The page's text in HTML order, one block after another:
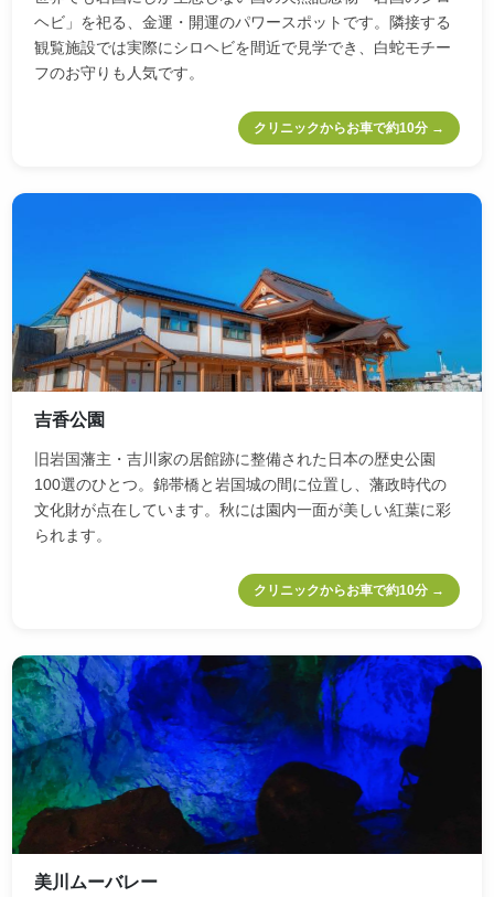
ヘビ」を祀る、金運・開運のパワースポットです。隣接する
観覧施設では実際にシロヘビを間近で見学でき、白蛇モチー
フのお守りも人気です。
クリニックからお車で約10分 →
吉香公園
旧岩国藩主・吉川家の居館跡に整備された日本の歴史公園
100選のひとつ。錦帯橋と岩国城の間に位置し、藩政時代の
文化財が点在しています。秋には園内一面が美しい紅葉に彩
られます。
クリニックからお車で約10分 →
美川ムーバレー